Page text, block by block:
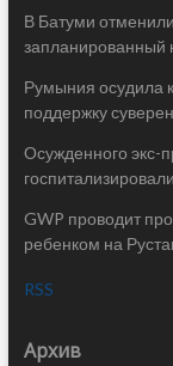
В Батуми
запланированный
Румыния осудила
поддержку
Осужденного экс-
GWP проводит
ребенком на
RSS
Архив